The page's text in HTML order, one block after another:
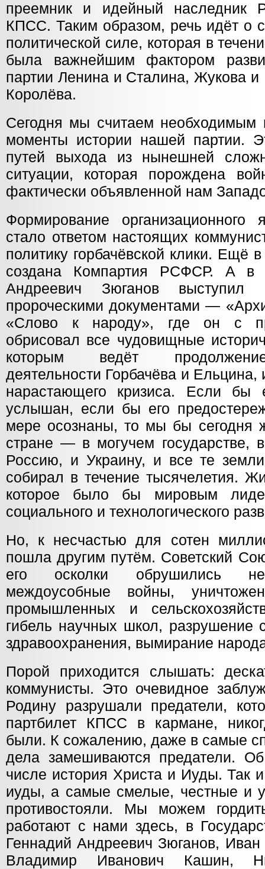
преемник и идейный
КПСС. Таким образом, речь идёт о
политической силе, которая в
была важнейшим фактором
партии Ленина и Сталина, Жукова и
Королёва.
Сегодня мы считаем необходимым
моменты истории нашей партии.
путей выхода из нынешней
ситуации, которая порождена
фактически объявленной нам
Формирование
стало ответом настоящих
политику горбачёвской клики. Ещё
создана Компартия РСФСР. А в
Андреевич Зюганов
пророческими документами —
«Слово к народу», где он с
обрисовал все чудовищные
которым ведёт
деятельности Горбачёва и
нарастающего кризиса. Если бы
услышан, если бы его
мере осознаны, то мы бы сегодня
стране — в могучем
Россию, и Украину, и все те
собирал в течение тысячелетия.
которое было бы мировым
социального и технологического
Но, к несчастью для сотен
пошла другим путём. Советский
его осколки обрушились
междоусобные войны,
промышленных и
гибель научных школ, разрушение
здравоохранения, вымирание
Порой приходится слышать:
коммунисты. Это очевидное
Родину разрушали предатели,
партбилет КПСС в кармане,
были. К сожалению, даже в самые
дела замешиваются предатели.
числе история Христа и Иуды. Так
иуды, а самые смелые, честные и
противостояли. Мы можем
работают с нами здесь, в
Геннадий Андреевич Зюганов,
Владимир Иванович Кашин,